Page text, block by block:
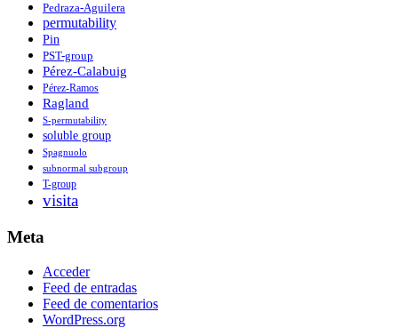
Pedraza-Aguilera
permutability
Pin
PST-group
Pérez-Calabuig
Pérez-Ramos
Ragland
S-permutability
soluble group
Spagnuolo
subnormal subgroup
T-group
visita
Meta
Acceder
Feed de entradas
Feed de comentarios
WordPress.org